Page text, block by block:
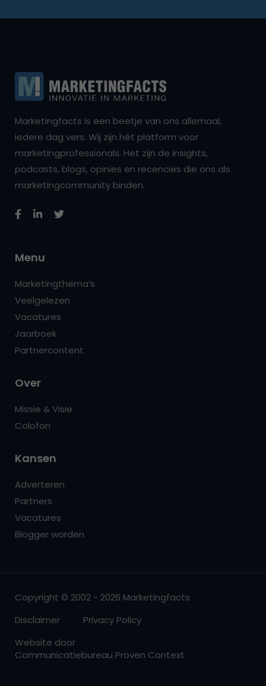
Marketingfacts is een beetje van ons allemaal,
iedere dag vers. Wij zijn hét platform voor
marketingprofessionals. Het zijn de insights,
podcasts, blogs, opinies en recencies die ons als
marketingcommunity binden.
Menu
Marketingthema’s
Veelgelezen
Vacatures
Jaarboek
Partnercontent
Over
Missie & Visie
Colofon
Kansen
Adverteren
Partners
Vacatures
Blogger worden
Copyright © 2002 - 2026 Marketingfacts
Disclaimer
Privacy Policy
Website door
Communicatiebureau Proven Context